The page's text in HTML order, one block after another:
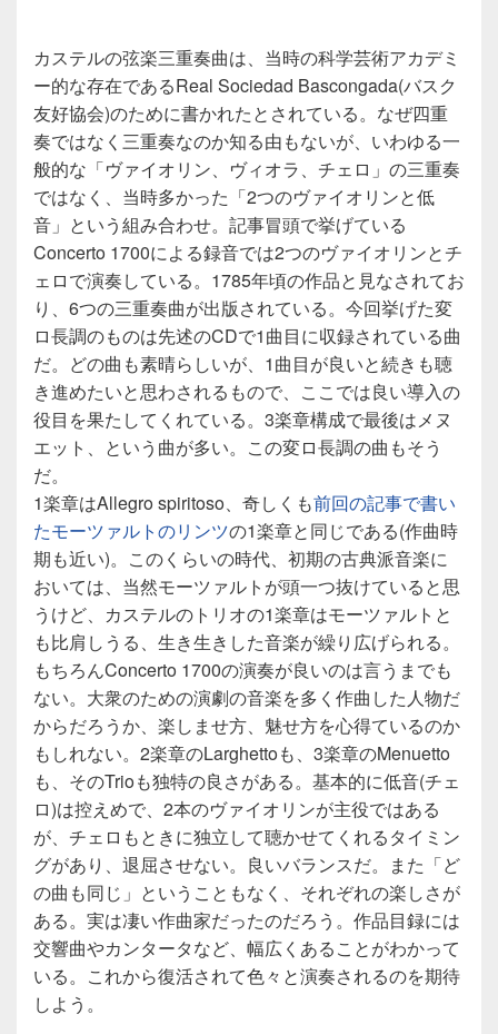
カステルの弦楽三重奏曲は、当時の科学芸術アカデミ
ー的な存在であるReal Sociedad Bascongada(バスク
友好協会)のために書かれたとされている。なぜ四重
奏ではなく三重奏なのか知る由もないが、いわゆる一
般的な「ヴァイオリン、ヴィオラ、チェロ」の三重奏
ではなく、当時多かった「2つのヴァイオリンと低
音」という組み合わせ。記事冒頭で挙げている
Concerto 1700による録音では2つのヴァイオリンとチ
ェロで演奏している。1785年頃の作品と見なされてお
り、6つの三重奏曲が出版されている。今回挙げた変
ロ長調のものは先述のCDで1曲目に収録されている曲
だ。どの曲も素晴らしいが、1曲目が良いと続きも聴
き進めたいと思わされるもので、ここでは良い導入の
役目を果たしてくれている。3楽章構成で最後はメヌ
エット、という曲が多い。この変ロ長調の曲もそう
だ。
1楽章はAllegro spiritoso、奇しくも前回の記事で書い
たモーツァルトのリンツの1楽章と同じである(作曲時
期も近い)。このくらいの時代、初期の古典派音楽に
おいては、当然モーツァルトが頭一つ抜けていると思
うけど、カステルのトリオの1楽章はモーツァルトと
も比肩しうる、生き生きした音楽が繰り広げられる。
もちろんConcerto 1700の演奏が良いのは言うまでも
ない。大衆のための演劇の音楽を多く作曲した人物だ
からだろうか、楽しませ方、魅せ方を心得ているのか
もしれない。2楽章のLarghettoも、3楽章のMenuetto
も、そのTrioも独特の良さがある。基本的に低音(チェ
ロ)は控えめで、2本のヴァイオリンが主役ではある
が、チェロもときに独立して聴かせてくれるタイミン
グがあり、退屈させない。良いバランスだ。また「ど
の曲も同じ」ということもなく、それぞれの楽しさが
ある。実は凄い作曲家だったのだろう。作品目録には
交響曲やカンタータなど、幅広くあることがわかって
いる。これから復活されて色々と演奏されるのを期待
しよう。